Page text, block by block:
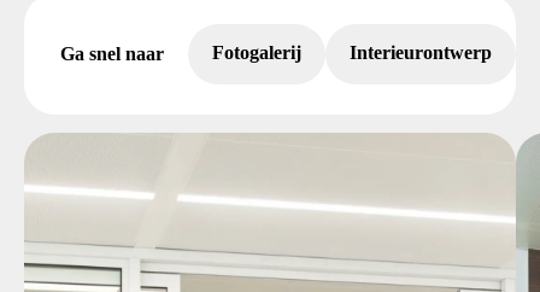
Ga snel naar Fotogalerij Interieurontwerp